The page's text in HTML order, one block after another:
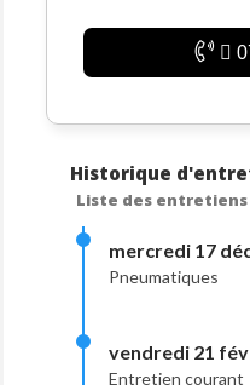
Historique
Liste des
mercredi 17
Pneumatiques
vendredi 21
Entretien courant